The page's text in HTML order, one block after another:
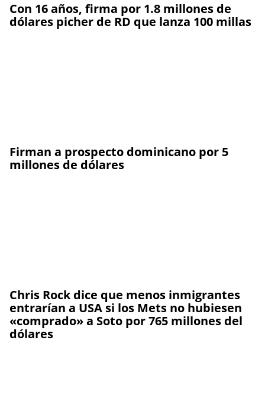
Con 16 años, firma por 1.8 millones de
dólares picher de RD que lanza 100 millas
Firman a prospecto dominicano por 5
millones de dólares
Chris Rock dice que menos inmigrantes
entrarían a USA si los Mets no hubiesen
«comprado» a Soto por 765 millones del
dólares